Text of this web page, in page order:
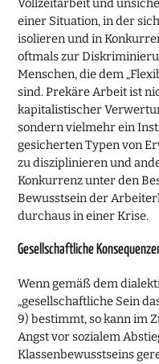
Vollzeitarbeit und
einer Situation, in der
isolieren und in
oftmals zur
Menschen, die dem
sind. Prekäre Arbeit ist
kapitalistischer
sondern vielmehr ein
gesicherten Typen von
zu disziplinieren und
Konkurrenz unter den
Bewusstsein der
durchaus in einer Krise.
Gesellschaftliche
Wenn gemäß dem
„gesellschaftliche Sein
9) bestimmt, so kann im
Angst vor sozialem
Klassenbewusstseins